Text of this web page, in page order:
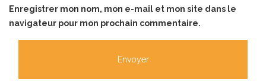
Enregistrer mon nom, mon e-mail et mon site dans le
navigateur pour mon prochain commentaire.